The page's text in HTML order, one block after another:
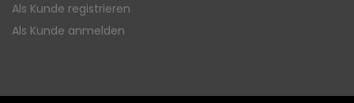
Als Kunde registrieren
Als Kunde anmelden